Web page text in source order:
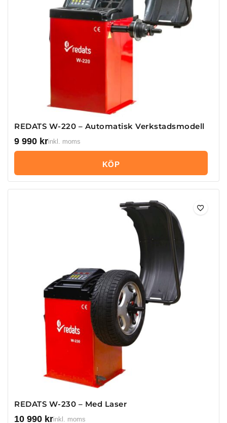
REDATS W-220 – Automatisk Verkstadsmodell
9 990 krinkl. moms
KÖP
REDATS W-230 – Med Laser
10 990 krinkl. moms